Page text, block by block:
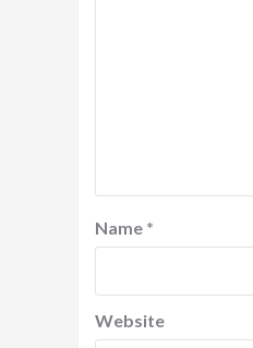
Name *
Website